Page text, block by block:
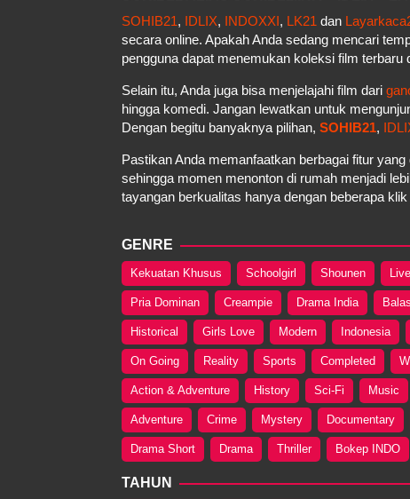
SOHIB21, IDLIX, INDOXXI, LK21 dan
secara online. Apakah Anda sedang mencari
pengguna dapat menemukan koleksi film terbaru
Selain itu, Anda juga bisa menjelajahi film dari
hingga komedi. Jangan lewatkan untuk
Dengan begitu banyaknya pilihan, SOHIB21,
Pastikan Anda memanfaatkan berbagai fitur yang
sehingga momen menonton di rumah menjadi
tayangan berkualitas hanya dengan beberapa klik
GENRE
Kekuatan Khusus Schoolgirl Shounen
Pria Dominan Creampie Drama India
Historical Girls Love Modern Indonesia
On Going Reality Sports Completed
Action & Adventure History Sci-Fi Music
Adventure Crime Mystery Documentary
Drama Short Drama Thriller Bokep INDO
TAHUN